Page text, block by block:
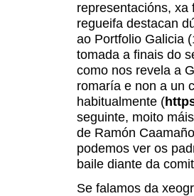
representacións, xa
regueifa destacan
ao Portfolio Galicia
tomada a finais do
como nos revela a
romaría e non a un
habitualmente (
seguinte, moito
de Ramón
podemos ver os
baile diante da
Se falamos da